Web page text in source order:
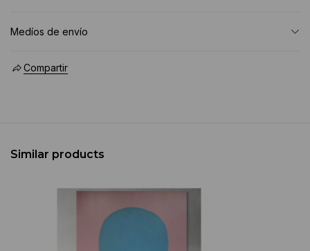
Medíos de envío
Compartir
Similar products